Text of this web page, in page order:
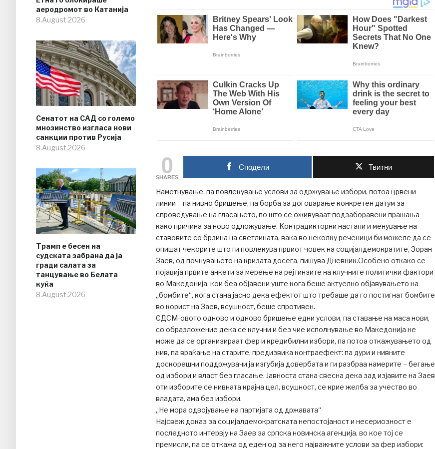
аеродромот во Катанија
8.August.2026
Сенатот на САД со големо
мнозинство изгласа нови
санкции против Русија
8.August.2026
Трамп е бесен на
судската забрана да ја
гради салата за
танцување во Белата
куќа
8.August.2026
0
SHARES
Сподели Твитни
Наметнување, па повлекување услови за одржување избори, потоа црвени
линии – па нивно бришење, па борба за договарање конкретен датум за
спроведување на гласањето, по што се оживуваат подзаборавени прашања
како причина за ново одложување. Kонтрадикторни настапи и менување на
ставовите со брзина на светлината, вака во неколку реченици би можеле да се
опишат чекорите што ги повлекува првиот човек на социјалдемократите, Зоран
Заев, од почнувањето на кризата досега, пишува Дневник.Особено откако се
појавија првите анкети за мерење на рејтинзите на клучните политички фактори
во Македонија, кои беа објавени уште кога беше актуелно објавувањето на
„бомбите“, кога стана јасно дека ефектот што требаше да го постигнат бомбите
во корист на Заев, всушност, беше спротивен.
СДСМ-овото одново и одново бришење едни услови, па ставање на маса нови,
со образложение дека се клучни и без чие исполнување во Македонија не
може да се организираат фер и кредибилни избори, па потоа откажувањето од
нив, па враќање на старите, предизвика контраефект: па дури и нивните
доскорешни поддржувачи ја изгубија довербата и ги разбраа намерите – бегање
од избори и власт без гласање. Јавноста стана свесна дека зад изјавите на Заев
оти изборите се нивната крајна цел, всушност, се крие желба за учество во
владата, ама без избори.
„Не мора одвојување на партијата од државата“
Најсвеж доказ за социјалдемократската непостојаност и несериозност е
последното интервју на Заев за српска новинска агенција, во кое тој се
премисли, па се откажа од еден од за него најважните услови за фер избори: